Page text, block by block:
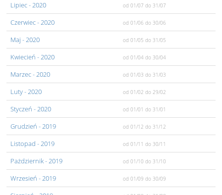
Lipiec- 2020 od 01/07 do 31/07
Czerwiec- 2020 od 01/06 do 30/06
Maj - 2020 od 01/05 do 31/05
Kwiecień - 2020 od 01/04 do 30/04
Marzec- 2020 od 01/03 do 31/03
Luty- 2020 od 01/02 do 29/02
Styczeń - 2020 od 01/01 do 31/01
Grudzień - 2019 od 01/12 do 31/12
Listopad - 2019 od 01/11 do 30/11
Pażdziernik- 2019 od 01/10 do 31/10
Wrzesień - 2019 od 01/09 do 30/09